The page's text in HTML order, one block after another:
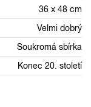
36 x 48 cm
Velmi dobrý
Soukromá sbírka
Konec 20. století